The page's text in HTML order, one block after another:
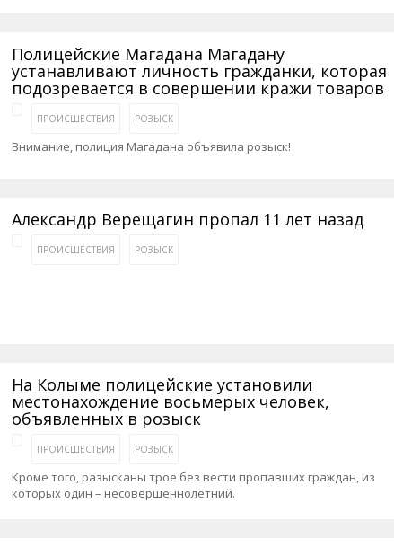
Полицейские Магадана Магадану
устанавливают личность гражданки, которая
подозревается в совершении кражи товаров
ПРОИСШЕСТВИЯ РОЗЫСК
Внимание, полиция Магадана объявила розыск!
Александр Верещагин пропал 11 лет назад
ПРОИСШЕСТВИЯ РОЗЫСК
На Колыме полицейские установили
местонахождение восьмерых человек,
объявленных в розыск
ПРОИСШЕСТВИЯ РОЗЫСК
Кроме того, разысканы трое без вести пропавших граждан, из
которых один – несовершеннолетний.